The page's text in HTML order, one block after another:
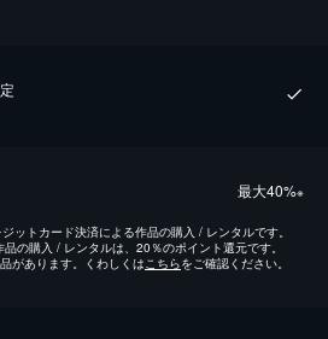
最⼤40%※
ットカード決済による作品の購入 / レンタルです。
の購入 / レンタルは、20％のポイント還元です。
があります。くわしくはこちらをご確認ください。